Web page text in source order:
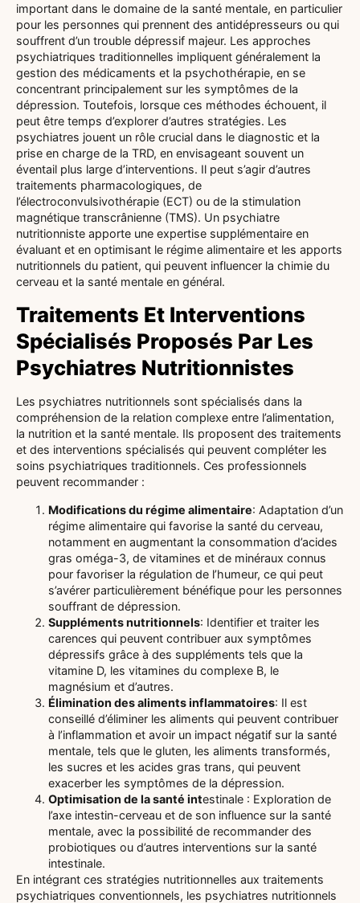
important dans le domaine de la santé mentale, en particulier
pour les personnes qui prennent des antidépresseurs ou qui
souffrent d’un trouble dépressif majeur. Les approches
psychiatriques traditionnelles impliquent généralement la
gestion des médicaments et la psychothérapie, en se
concentrant principalement sur les symptômes de la
dépression. Toutefois, lorsque ces méthodes échouent, il
peut être temps d’explorer d’autres stratégies. Les
psychiatres jouent un rôle crucial dans le diagnostic et la
prise en charge de la TRD, en envisageant souvent un
éventail plus large d’interventions. Il peut s’agir d’autres
traitements pharmacologiques, de
l’électroconvulsivothérapie (ECT) ou de la stimulation
magnétique transcrânienne (TMS). Un psychiatre
nutritionniste apporte une expertise supplémentaire en
évaluant et en optimisant le régime alimentaire et les apports
nutritionnels du patient, qui peuvent influencer la chimie du
cerveau et la santé mentale en général.
Traitements Et Interventions
Spécialisés Proposés Par Les
Psychiatres Nutritionnistes
Les psychiatres nutritionnels sont spécialisés dans la
compréhension de la relation complexe entre l’alimentation,
la nutrition et la santé mentale. Ils proposent des traitements
et des interventions spécialisés qui peuvent compléter les
soins psychiatriques traditionnels. Ces professionnels
peuvent recommander :
Modifications du régime alimentaire: Adaptation d’un
régime alimentaire qui favorise la santé du cerveau,
notamment en augmentant la consommation d’acides
gras oméga-3, de vitamines et de minéraux connus
pour favoriser la régulation de l’humeur, ce qui peut
s’avérer particulièrement bénéfique pour les personnes
souffrant de dépression.
Suppléments nutritionnels: Identifier et traiter les
carences qui peuvent contribuer aux symptômes
dépressifs grâce à des suppléments tels que la
vitamine D, les vitamines du complexe B, le
magnésium et d’autres.
Élimination des aliments inflammatoires: Il est
conseillé d’éliminer les aliments qui peuvent contribuer
à l’inflammation et avoir un impact négatif sur la santé
mentale, tels que le gluten, les aliments transformés,
les sucres et les acides gras trans, qui peuvent
exacerber les symptômes de la dépression.
Optimisation de la santé intestinale : Exploration de
l’axe intestin-cerveau et de son influence sur la santé
mentale, avec la possibilité de recommander des
probiotiques ou d’autres interventions sur la santé
intestinale.
En intégrant ces stratégies nutritionnelles aux traitements
psychiatriques conventionnels, les psychiatres nutritionnels